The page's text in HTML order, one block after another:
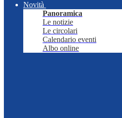
Novità
Panoramica
Le notizie
Le circolari
Calendario eventi
Albo online